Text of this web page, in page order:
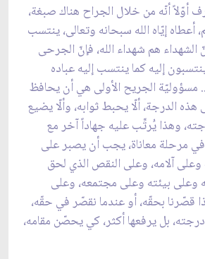
أوّلاً أنّه من خلال الجراح هناك صبغة،
إيّاه الله سبحانه وتعالى، ينتسب
هم شهداء الله، فإنّ الجرحى
إليه كما ينتسب إليه عباده
مسؤوليّة الجريح الأولى هي أن يحافظ
الدرجة، ألّا يحبط ثوابه، وألّا يضيع
وهذا يُرتِّب عليه جهاداً آخر مع
مرحلة معاناة، يجب أن يصبر على
آلامه، وعلى النقص الذي لحق
وعلى بيئته وعلى مجتمعه، وعلى
قصّرنا بحقّه، أو عندما نقصّر في حقّه،
بل يرفعها أكثر، كي يحصّن مقامه،